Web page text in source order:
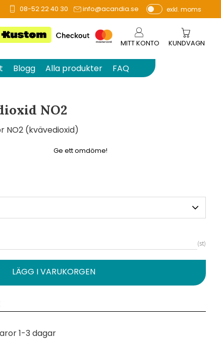
08-52 22 40 30 info@acandia.se
P
e
r
vi
exkl. moms
MITT KONTO KUNDVAGN
Blogg Alla produkter FAQ
NO2
(kvävedioxid)
st
1-3 dagar
Ge ett omdöme!
betyg.